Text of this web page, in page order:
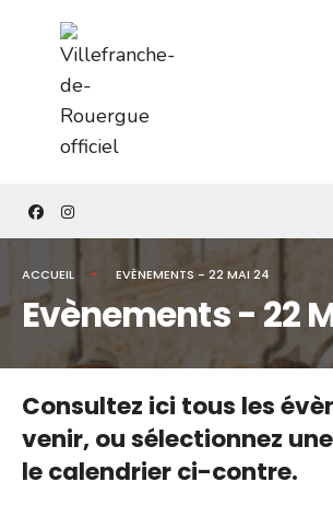
content
ACCUEIL EVÈNEMENTS - 22 MAI 24
Evènements - 22
Consultez ici tous les
venir,ou sélectionnez
le calendrier ci-contre.
for: